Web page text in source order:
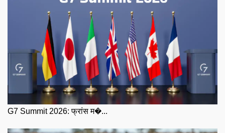
G7 Summit 2026: फ्रांस म�...